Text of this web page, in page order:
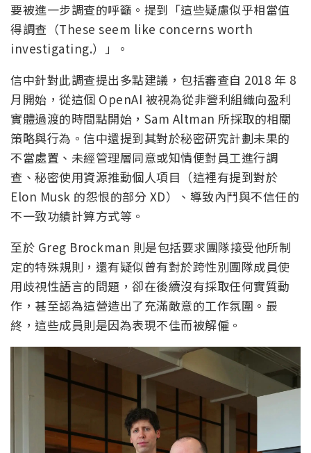
要被進一步調查的呼籲。提到「這些疑慮似乎相當值
得調查（These seem like concerns worth
investigating.）」。
信中針對此調查提出多點建議，包括審查自 2018 年 8
月開始，從這個 OpenAI 被視為從非營利組織向盈利
實體過渡的時間點開始，Sam Altman 所採取的相關
策略與行為。信中還提到其對於秘密研究計劃未果的
不當處置、未經管理層同意或知情便對員工進行調
查、秘密使用資源推動個人項目（這裡有提到對於
Elon Musk 的怨恨的部分 XD）、導致內鬥與不信任的
不一致功績計算方式等。
至於 Greg Brockman 則是包括要求團隊接受他所制
定的特殊規則，還有疑似曾有對於跨性別團隊成員使
用歧視性語言的問題，卻在後續沒有採取任何實質動
作，甚至認為這營造出了充滿敵意的工作氛圍。最
終，這些成員則是因為表現不佳而被解僱。